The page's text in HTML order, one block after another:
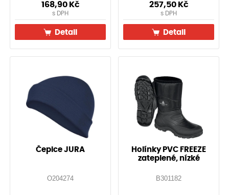
168,90 Kč
s DPH
Detail
257,50 Kč
s DPH
Detail
Čepice JURA
O204274
Holínky PVC FREEZE
zateplené, nízké
B301182